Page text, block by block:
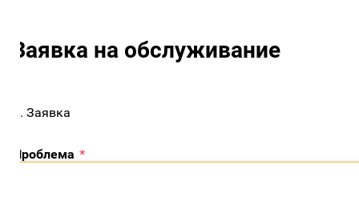
на обслуживание
Заявка
*